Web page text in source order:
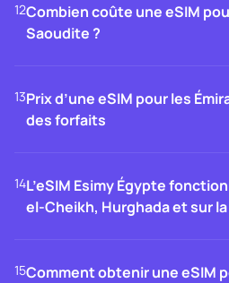
12Combien coûte une eSIM
Saoudite ?
13Prix d’une eSIM pour les
des forfaits
14L’eSIM Esimy Égypte
el-Cheikh, Hurghada et sur la
15Comment obtenir une eSIM